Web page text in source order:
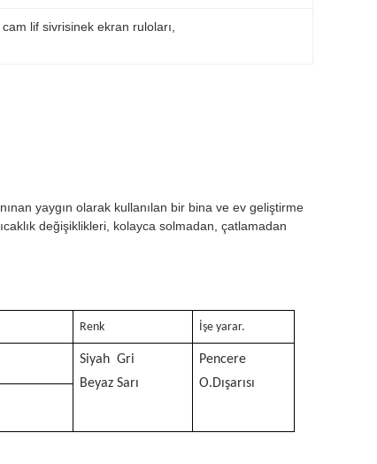
cam lif sivrisinek ekran ruloları
yaygın olarak kullanılan bir bina ve ev geliştirme
değişiklikleri, kolayca solmadan, çatlamadan
Renk İşe yarar.
Siyah Gri
Beyaz Sarı
Pencere
O.Dışarısı